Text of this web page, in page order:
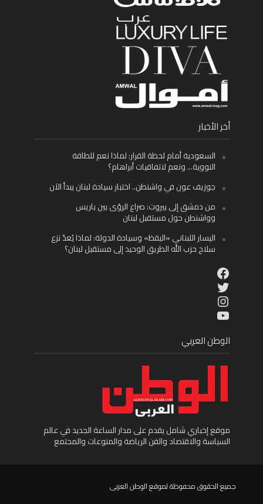
أخر الأخبار
السعودية أمام لحظة القرار: لماذا نعم للطاقة
النووية… ونعم لاتفاقيات أبراهام؟
جوزيف عون في واشنطن.. اختبار سيادة لبنان يبدأ الآن
من دمشق إلى بيروت: صراع الرؤى بين باريس
وواشنطن حول مستقبل لبنان
اليسار اللبناني «اليقظ» وسيادة الدولة: لماذا يُعدّ نزع
سلاح حزب الله الطريق الوحيد إلى مستقبل لبنان؟
Facebook
Twitter
Instagram
YouTube
الوطن العربي
موقع إخباري شامل يقدم على مدار الساعة الجديد في عالم
السياسة والاقتصاد والفن الرياضة والمنوعات والمجتمع
جميع الحقوق محفوظة لموقع الوطن العربى